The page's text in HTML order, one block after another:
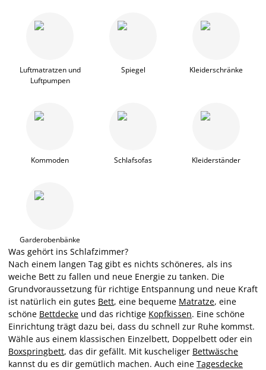
Luftmatratzen und
Luftpumpen
Spiegel Kleiderschränke
Kommoden Schlafsofas Kleiderständer
Garderobenbänke
Was gehört ins Schlafzimmer?
Nach einem langen Tag gibt es nichts schöneres, als ins
weiche Bett zu fallen und neue Energie zu tanken. Die
Grundvoraussetzung für richtige Entspannung und neue Kraft
ist natürlich ein gutes Bett, eine bequeme Matratze, eine
schöne Bettdecke und das richtige Kopfkissen. Eine schöne
Einrichtung trägt dazu bei, dass du schnell zur Ruhe kommst.
Wähle aus einem klassischen Einzelbett, Doppelbett oder ein
Boxspringbett, das dir gefällt. Mit kuscheliger Bettwäsche
kannst du es dir gemütlich machen. Auch eine Tagesdecke